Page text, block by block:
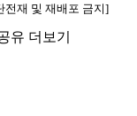
전재 및 재배포 금지]
유 더보기